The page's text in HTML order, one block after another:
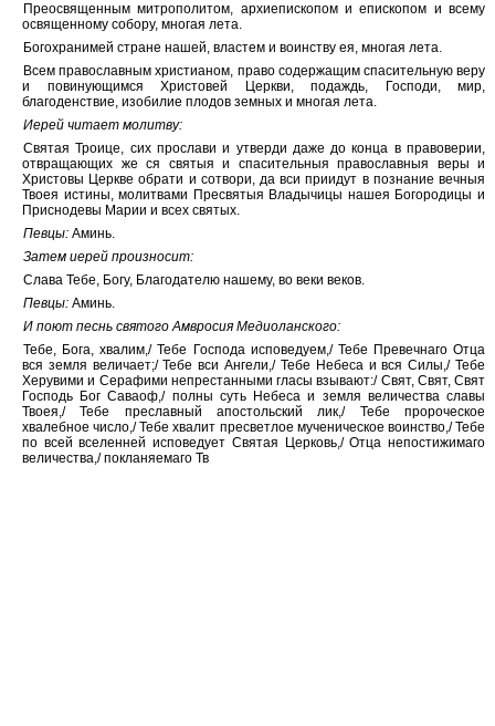
Преосвященным митрополитом, архиепископом и епископом и всему
освященному собору, многая лета.
Богохранимей стране нашей, властем и воинству ея, многая лета.
Всем православным христианом, право содержащим спасительную веру
и повинующимся Христовей Церкви, подаждь, Господи, мир,
благоденствие, изобилие плодов земных и многая лета.
Иерей читает молитву:
Святая Троице, сих прослави и утверди даже до конца в правоверии,
отвращающих же ся святыя и спасительныя православныя веры и
Христовы Церкве обрати и сотвори, да вси приидут в познание вечныя
Твоея истины, молитвами Пресвятыя Владычицы нашея Богородицы и
Приснодевы Марии и всех святых.
Певцы: Аминь.
Затем иерей произносит:
Слава Тебе, Богу, Благодателю нашему, во веки веков.
Певцы: Аминь.
И поют песнь святого Амвросия Медиоланского:
Тебе, Бога, хвалим,/ Тебе Господа исповедуем,/ Тебе Превечнаго Отца
вся земля величает;/ Тебе вси Ангели,/ Тебе Небеса и вся Силы,/ Тебе
Херувими и Серафими непрестанными гласы взывают:/ Свят, Свят, Свят
Господь Бог Саваоф,/ полны суть Небеса и земля величества славы
Твоея,/ Тебе преславный апостольский лик,/ Тебе пророческое
хвалебное число,/ Тебе хвалит пресветлое мученическое воинство,/ Тебе
по всей вселенней исповедует Святая Церковь,/ Отца непостижимаго
величества,/ покланяемаго Тв